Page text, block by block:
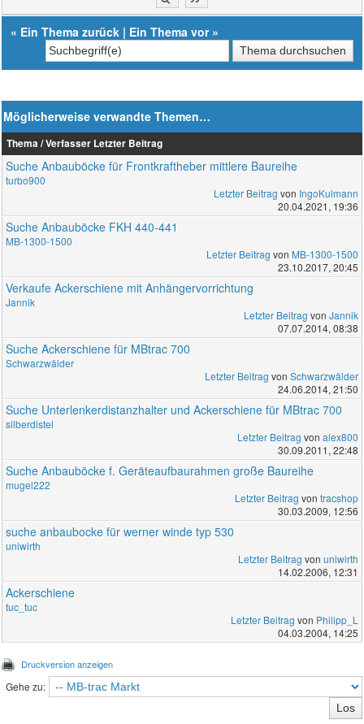
« Ein Thema zurück | Ein Thema vor»
Möglicherweise verwandte Themen…
Thema / Verfasser Letzter Beitrag
Suche Anbauböcke für Frontkraftheber mittlere Baureihe
turbo900
Letzter Beitrag von IngoKulmann
20.04.2021, 19:36
Suche Anbauböcke FKH 440-441
MB-1300-1500
Letzter Beitrag von MB-1300-1500
23.10.2017, 20:45
Verkaufe Ackerschiene mit Anhängervorrichtung
Jannik
Letzter Beitrag von Jannik
07.07.2014, 08:38
Suche Ackerschiene für MBtrac 700
Schwarzwälder
Letzter Beitrag von Schwarzwälder
24.06.2014, 21:50
Suche Unterlenkerdistanzhalter und Ackerschiene für MBtrac 700
silberdistel
Letzter Beitrag von alex800
30.09.2011, 22:48
Suche Anbauböcke f. Geräteaufbaurahmen große Baureihe
mugel222
Letzter Beitrag von tracshop
30.03.2009, 12:56
suche anbaubocke für werner winde typ 530
uniwirth
Letzter Beitrag von uniwirth
14.02.2006, 12:31
Ackerschiene
tuc_tuc
Letzter Beitrag von Philipp_L
04.03.2004, 14:25
Druckversion anzeigen
Gehe zu: